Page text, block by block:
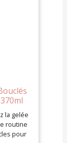
la gelée
routine
pour